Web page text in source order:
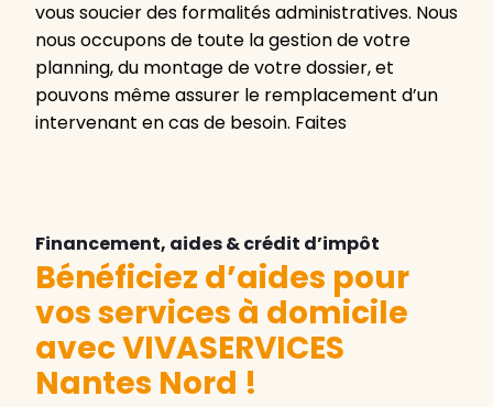
vous soucier des formalités administratives. Nous
nous occupons de toute la gestion de votre
planning, du montage de votre dossier, et
pouvons même assurer le remplacement d’un
intervenant en cas de besoin. Faites
Financement, aides & crédit d’impôt
Bénéficiez d’aides pour
vos services à domicile
avec VIVASERVICES
Nantes Nord !